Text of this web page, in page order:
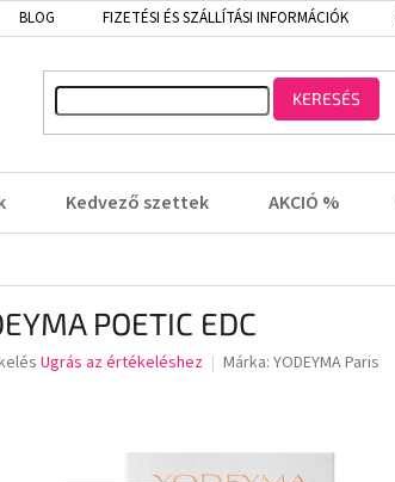
BLOG FIZETÉSI ÉS SZÁLLÍTÁSI INFORMÁCIÓK
KERESÉS
Kedvező szettek AKCIÓ %
POETIC EDC
Ugrás az értékeléshez Márka: YODEYMA Paris